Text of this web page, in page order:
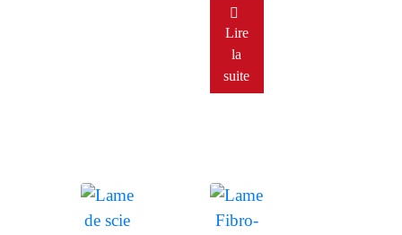
Lire
la
suite